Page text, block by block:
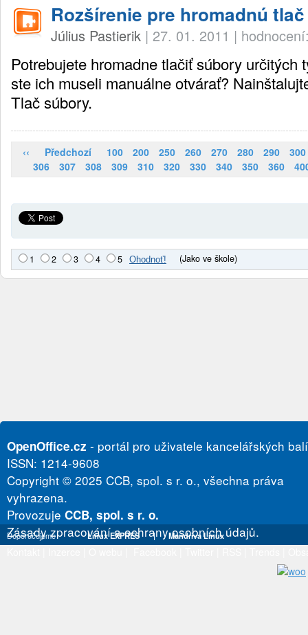
Rozšírenie pre hromadnú
Július Pastierik | 27. 01. 2011 |
Potrebujete hromadne tlačiť súbory určitých
ste ich museli manuálne otvárať?
Tlač súbory.
‹‹ Předchozí 100 200 250 260 270 280 290
300
306
307 308 309 310 320 330 340 350 360
1 2 3 4 5 (Jako ve škole)
OpenOffice.cz - portál pro uživatele kancelářských
ISSN: 1214-9608
Copyright © 2025 CCB, spol. s r. o., všechna práva
vyhrazena.
Provozuje CCB, spol. s r. o.
Zásady zpracování a ochrany osobních údajů.
Doporučujeme Linux EXPRES | Mandriva Linux